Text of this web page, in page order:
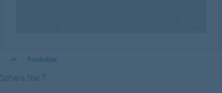
Produktai
Sphera Star T